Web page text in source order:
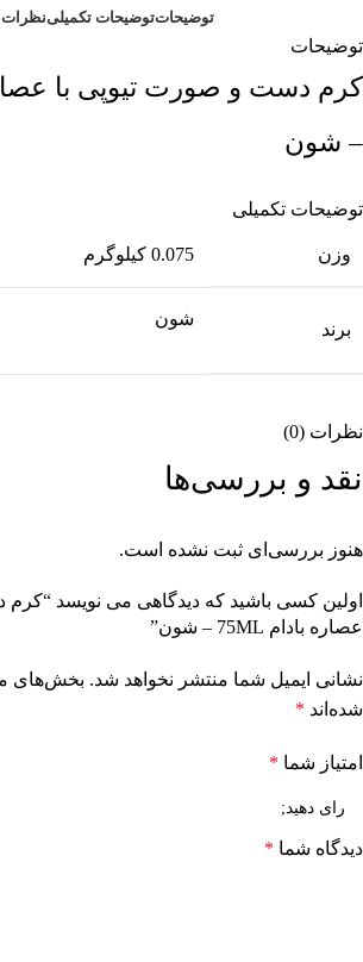
توضیحاتتوضیحات تکمیلینظرات
توضیحات
– شون
توضیحات تکمیلی
وزن 0.075 کیلوگرم
برند
شون
نظرات (0)
نقد و بررسی‌ها
هنوز بررسی‌ای ثبت نشده است.
اولین کسی باشید که دیدگاهی می نویسد
عصاره بادام 75ML – شون”
نشانی ایمیل شما منتشر نخواهد شد. بخش‌های
شده‌اند *
امتیاز شما *
دیدگاه شما *